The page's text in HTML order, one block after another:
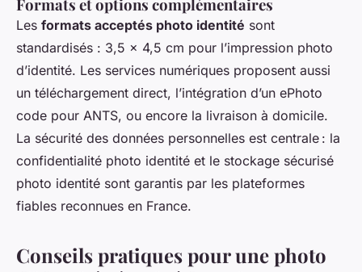
Formats et options complémentaires
Les formats acceptés photo identité sont
standardisés : 3,5 x 4,5 cm pour l’impression photo
d’identité. Les services numériques proposent aussi
un téléchargement direct, l’intégration d’un ePhoto
code pour ANTS, ou encore la livraison à domicile.
La sécurité des données personnelles est centrale : la
confidentialité photo identité et le stockage sécurisé
photo identité sont garantis par les plateformes
fiables reconnues en France.
Conseils pratiques pour une photo